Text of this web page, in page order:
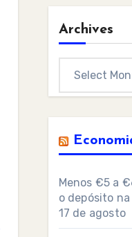
Archives
Menos €5 a
o depósito
17 de agosto